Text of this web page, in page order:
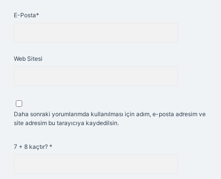
E-Posta*
Web Sitesi
Daha sonraki yorumlarımda kullanılması için adım, e-posta adresim ve
site adresim bu tarayıcıya kaydedilsin.
7 + 8 kaçtır? *